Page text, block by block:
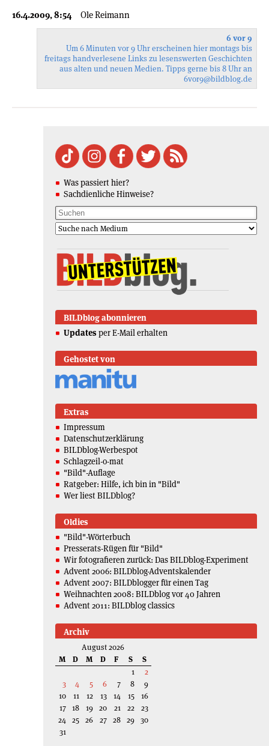
16.4.2009, 8:54 Ole Reimann
6 vor 9
Um 6 Minuten vor 9 Uhr erscheinen hier montags bis
freitags handverlesene Links zu lesenswerten Geschichten
aus alten und neuen Medien. Tipps gerne bis 8 Uhr an
6vor9@bildblog.de
Was passiert hier?
Sachdienliche Hinweise?
BILDblog abonnieren
Updates per E-Mail erhalten
Gehostet von
Extras
Impressum
Datenschutzerklärung
BILDblog-Werbespot
Schlagzeil-o-mat
"Bild"-Auflage
Ratgeber: Hilfe, ich bin in "Bild"
Wer liest BILDblog?
Oldies
"Bild"-Wörterbuch
Presserats-Rügen für "Bild"
Wir fotografieren zurück: Das BILDblog-Experiment
Advent 2006: BILDblog-Adventskalender
Advent 2007: BILDblogger für einen Tag
Weihnachten 2008: BILDblog vor 40 Jahren
Advent 2011: BILDblog classics
Archiv
August 2026
M
D M D F S
S
1
2
3
4 5 6 7 8
9
10
11 12 13 14 15
16
17 18 19 20 21 22
23
24 25 26 27 28 29 30
31